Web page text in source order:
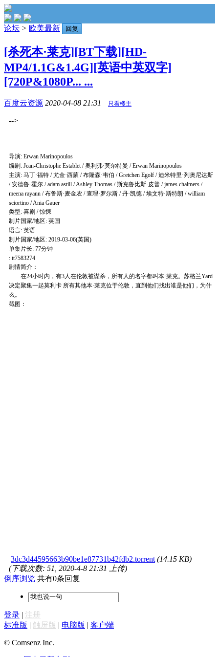
论坛 > 欧美最新 回复
[杀死本·莱克][BT下载][HD-
MP4/1.1G&1.4G][英语中英双字]
[720P&1080P... ...
百度云资源 2020-04-08 21:31 只看楼主
-->
导演: Erwan Marinopoulos
编剧: Jean-Christophe Establet / 奥利弗·莫尔特曼 / Erwan Marinopoulos
主演: 马丁·福特 / 尤金·西蒙 / 布隆森·韦伯 / Gretchen Egolf / 迪米特里·列奥尼达斯
/ 安德鲁·霍尔 / adam astill / Ashley Thomas / 斯克鲁比斯·皮普 / james chalmers /
meena rayann / 布鲁斯·麦金农 / 查理·罗尔斯 / 丹·凯德 / 埃文特·斯特朗 / william
sciortino / Ania Gauer
类型: 喜剧 / 惊悚
制片国家/地区: 英国
语言: 英语
制片国家/地区: 2019-03-06(英国)
单集片长: 77分钟
: tt7583274
剧情简介：
在24小时内，有3人在伦敦被谋杀，所有人的名字都叫本·莱克。苏格兰Yard
决定聚集一起莫利卡 所有其他本·莱克位于伦敦，直到他们找出谁是他们，为什
么。
截图：
3dc3d44595663b90be1e87731b42fdb2.torrent (14.15 KB)
(下载次数: 51, 2020-4-8 21:31 上传)
倒序浏览 共有0条回复
登录 | 注册
标准版 | 触屏版 | 电脑版 | 客户端
© Comsenz Inc.